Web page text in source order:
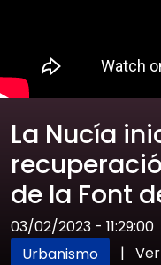
La Nucía
de la Font
03/02/2023 - 11:29:00
Urbanismo
|